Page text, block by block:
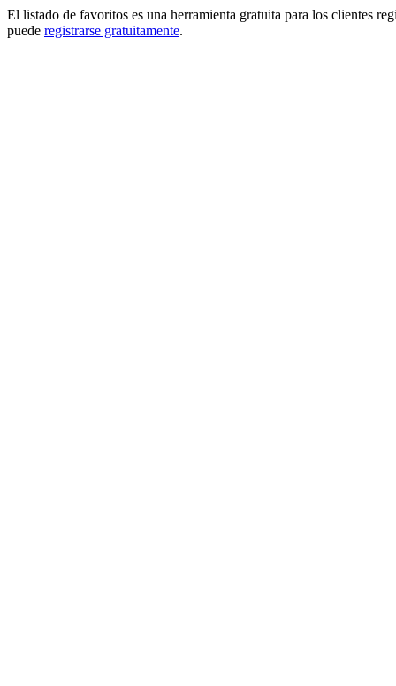
El listado de favoritos es una herramienta gratuita para los clientes
puede registrarse gratuitamente.